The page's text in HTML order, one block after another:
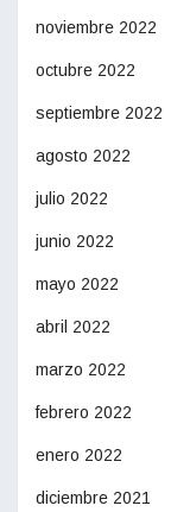
noviembre 2022
octubre 2022
septiembre 2022
agosto 2022
julio 2022
junio 2022
mayo 2022
abril 2022
marzo 2022
febrero 2022
enero 2022
diciembre 2021